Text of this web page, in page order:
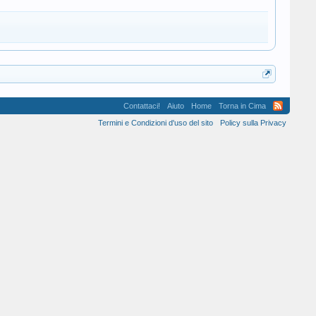
Contattaci! Aiuto Home
Torna in Cima
Termini e Condizioni d'uso del sito
Policy sulla Privacy